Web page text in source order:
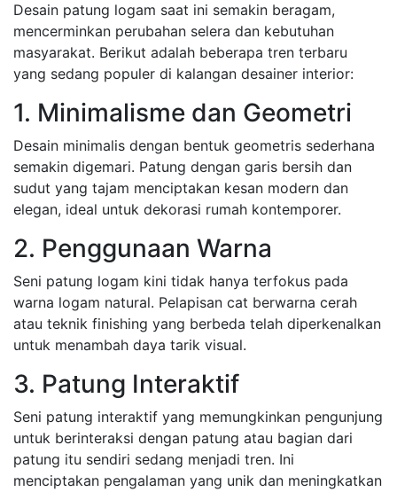
Desain patung logam saat ini semakin beragam,
mencerminkan perubahan selera dan kebutuhan
masyarakat. Berikut adalah beberapa tren terbaru
yang sedang populer di kalangan desainer interior:
1. Minimalisme dan Geometri
Desain minimalis dengan bentuk geometris sederhana
semakin digemari. Patung dengan garis bersih dan
sudut yang tajam menciptakan kesan modern dan
elegan, ideal untuk dekorasi rumah kontemporer.
2. Penggunaan Warna
Seni patung logam kini tidak hanya terfokus pada
warna logam natural. Pelapisan cat berwarna cerah
atau teknik finishing yang berbeda telah diperkenalkan
untuk menambah daya tarik visual.
3. Patung Interaktif
Seni patung interaktif yang memungkinkan pengunjung
untuk berinteraksi dengan patung atau bagian dari
patung itu sendiri sedang menjadi tren. Ini
menciptakan pengalaman yang unik dan meningkatkan